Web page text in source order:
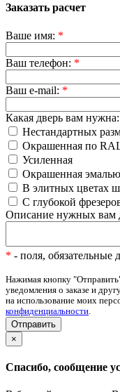
Заказать расчет
Ваше имя: *
Ваш телефон: *
Ваш e-mail: *
Какая дверь вам нужна:
Нестандартных
Окрашенная по
Усиленная
Окрашенная эмалью
В элитных цветах
С глубокой
Описание нужных вам
* - поля, обязательные
Нажимая кнопку
уведомления о заказе и
на использование моих
конфиденциальности
×
Спасибо, сообщение